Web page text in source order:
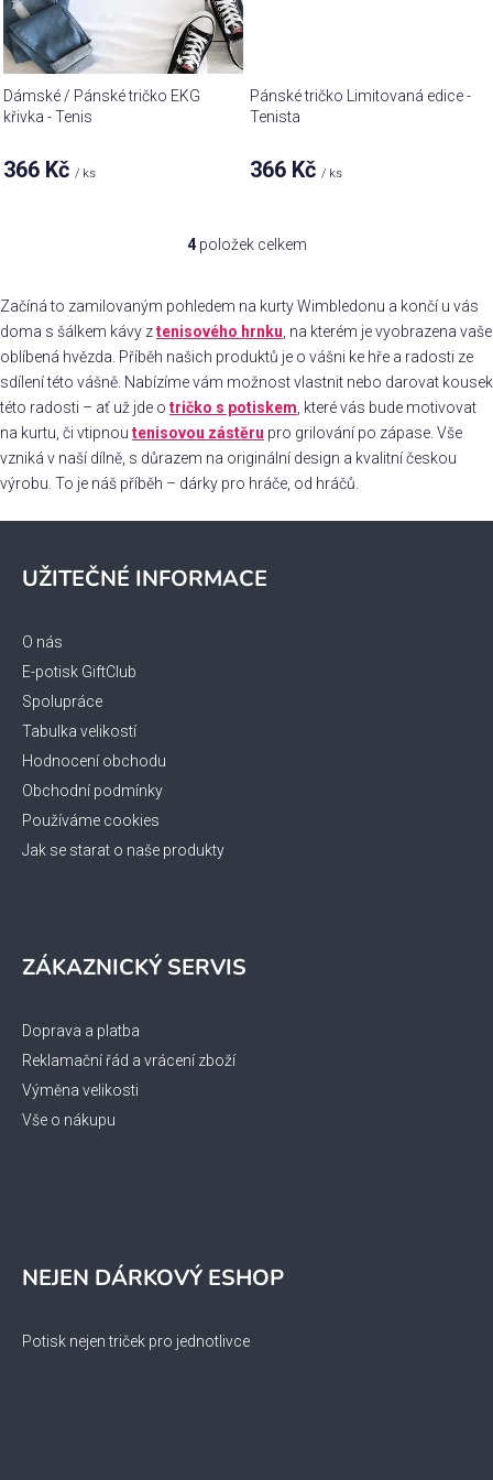
Dámské / Pánské tričko EKG
křivka - Tenis
366 Kč/ ks
Pánské tričko Limitovaná edice -
Tenista
366 Kč/ ks
O
l
á
d
a
c
í
p
r
v
k
v
ý
4položek celkem
Začíná to zamilovaným pohledem na kurty Wimbledonu a končí u vás
doma s šálkem kávy ztenisového hrnku, na kterém je vyobrazena vaše
oblíbená hvězda. Příběh našich produktů je o vášni ke hře a radosti ze
sdílení této vášně. Nabízíme vám možnost vlastnit nebo darovat kousek
této radosti – ať už jde o tričko s potiskem, které vás bude motivovat
na kurtu, či vtipnou tenisovou zástěru pro grilování po zápase. Vše
vzniká v naší dílně, s důrazem na originální design a kvalitní českou
výrobu. To je náš příběh – dárky pro hráče, od hráčů.
UŽITEČNÉ INFORMACE
O nás
E-potisk GiftClub
Spolupráce
Tabulka velikostí
Hodnocení obchodu
Obchodní podmínky
Používáme cookies
Jak se starat o naše produkty
ZÁKAZNICKÝ SERVIS
Doprava a platba
Reklamační řád a vrácení zboží
Výměna velikosti
Vše o nákupu
NEJEN DÁRKOVÝ ESHOP
Potisk nejen triček pro jednotlivce